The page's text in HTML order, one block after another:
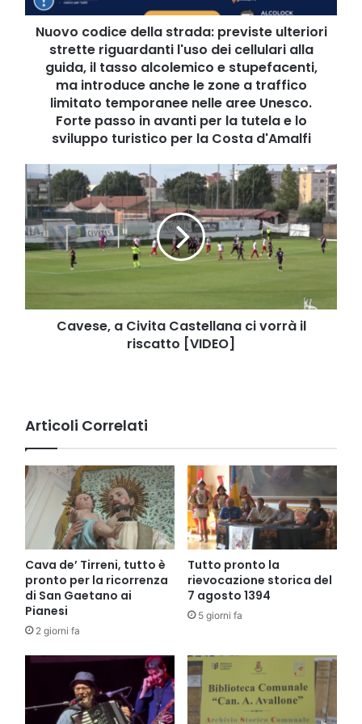
l'uso
dei
cellulari
alla
guida,
tasso
alcolemico
stupefacenti,
ma
introduce
anche
le
zone
a
limitato
temporanee
nelle
in
avanti
per
la
tutela
e
sviluppo
turistico
per
la
Costa
d'Amalfi
Nuovo codice della strada: previste ulteriori
strette riguardanti l'uso dei cellulari alla
guida, il tasso alcolemico e stupefacenti,
ma introduce anche le zone a traffico
limitato temporanee nelle aree Unesco.
Forte passo in avanti per la tutela e lo
sviluppo turistico per la Costa d'Amalfi
Cavese,
a
Civita
Castellana
ci
vorrà
il
riscatto
[VIDEO]
Cavese, a Civita Castellana ci vorrà il
riscatto [VIDEO]
Articoli Correlati
Cava de’ Tirreni, tutto è
pronto per la ricorrenza
di San Gaetano ai
Pianesi
2 giorni fa
Tutto pronto la
rievocazione storica del
7 agosto 1394
5 giorni fa